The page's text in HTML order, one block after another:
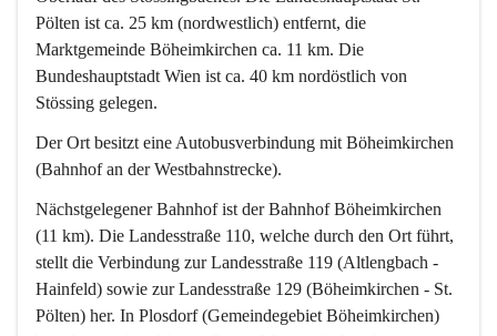
Pölten ist ca. 25 km (nordwestlich) entfernt, die
Marktgemeinde Böheimkirchen ca. 11 km. Die
Bundeshauptstadt Wien ist ca. 40 km nordöstlich von
Stössing gelegen.
Der Ort besitzt eine Autobusverbindung mit Böheimkirchen
(Bahnhof an der Westbahnstrecke).
Nächstgelegener Bahnhof ist der Bahnhof Böheimkirchen
(11 km). Die Landesstraße 110, welche durch den Ort führt,
stellt die Verbindung zur Landesstraße 119 (Altlengbach -
Hainfeld) sowie zur Landesstraße 129 (Böheimkirchen - St.
Pölten) her. In Plosdorf (Gemeindegebiet Böheimkirchen)